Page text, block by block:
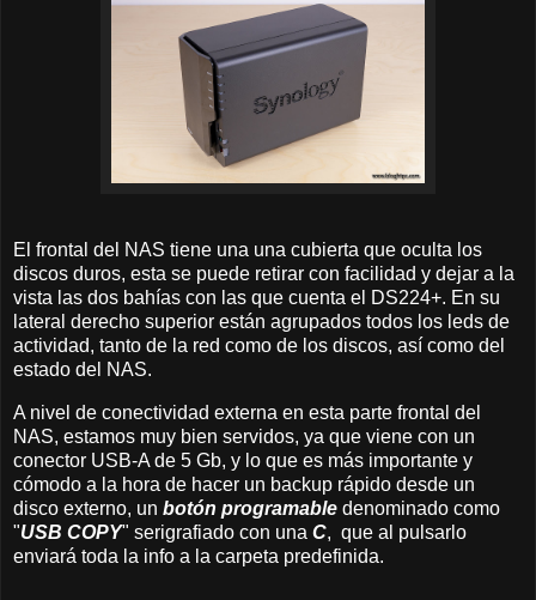
El frontal del NAS tiene una una cubierta que oculta los
discos duros, esta se puede retirar con facilidad y dejar a la
vista las dos bahías con las que cuenta el DS224+. En su
lateral derecho superior están agrupados todos los leds de
actividad, tanto de la red como de los discos, así como del
estado del NAS.
A nivel de conectividad externa en esta parte frontal del
NAS, estamos muy bien servidos, ya que viene con un
conector USB-A de 5 Gb, y lo que es más importante y
cómodo a la hora de hacer un backup rápido desde un
disco externo, un botón programable denominado como
"USB COPY" serigrafiado con una C, que al pulsarlo
enviará toda la info a la carpeta predefinida.